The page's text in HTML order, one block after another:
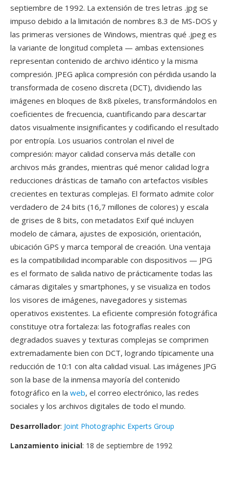
septiembre de 1992. La extensión de tres letras .jpg se
impuso debido a la limitación de nombres 8.3 de MS-DOS y
las primeras versiones de Windows, mientras qué .jpeg es
la variante de longitud completa — ambas extensiones
representan contenido de archivo idéntico y la misma
compresión. JPEG aplica compresión con pérdida usando la
transformada de coseno discreta (DCT), dividiendo las
imágenes en bloques de 8x8 píxeles, transformándolos en
coeficientes de frecuencia, cuantificando para descartar
datos visualmente insignificantes y codificando el resultado
por entropía. Los usuarios controlan el nivel de
compresión: mayor calidad conserva más detalle con
archivos más grandes, mientras qué menor calidad logra
reducciones drásticas de tamaño con artefactos visibles
crecientes en texturas complejas. El formato admite color
verdadero de 24 bits (16,7 millones de colores) y escala
de grises de 8 bits, con metadatos Exif qué incluyen
modelo de cámara, ajustes de exposición, orientación,
ubicación GPS y marca temporal de creación. Una ventaja
es la compatibilidad incomparable con dispositivos — JPG
es el formato de salida nativo de prácticamente todas las
cámaras digitales y smartphones, y se visualiza en todos
los visores de imágenes, navegadores y sistemas
operativos existentes. La eficiente compresión fotográfica
constituye otra fortaleza: las fotografías reales con
degradados suaves y texturas complejas se comprimen
extremadamente bien con DCT, logrando típicamente una
reducción de 10:1 con alta calidad visual. Las imágenes JPG
son la base de la inmensa mayoría del contenido
fotográfico en la web, el correo electrónico, las redes
sociales y los archivos digitales de todo el mundo.
Desarrollador: Joint Photographic Experts Group
Lanzamiento inicial: 18 de septiembre de 1992